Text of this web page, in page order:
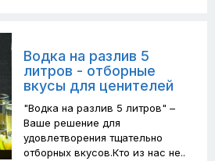
Водка на разлив 5
литров - отборные
вкусы для ценителей
"Водка на разлив 5 литров" –
Ваше решение для
удовлетворения тщательно
отборных вкусов.Кто из нас не..